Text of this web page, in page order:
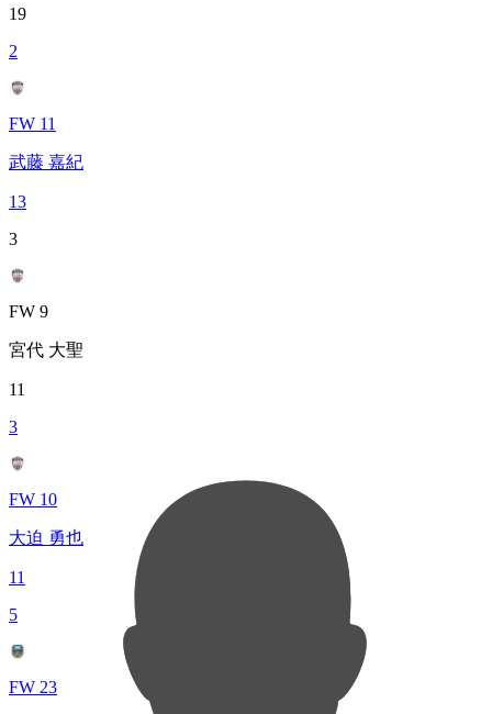
19
2
FW 11
武藤 嘉紀
13
3
FW 9
宮代 大聖
11
3
FW 10
大迫 勇也
11
5
FW 23